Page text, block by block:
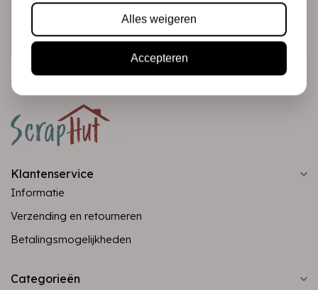
Abonneer
Klantenservice
Informatie
Verzending en retourneren
Betalingsmogelijkheden
Categorieën
Alles weigeren
Accepteren